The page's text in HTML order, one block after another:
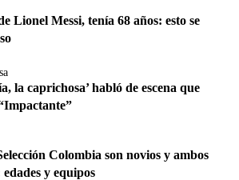
Lionel Messi, tenía 68 años: esto se
la caprichosa’ habló de escena que
Colombia son novios y ambos
y equipos